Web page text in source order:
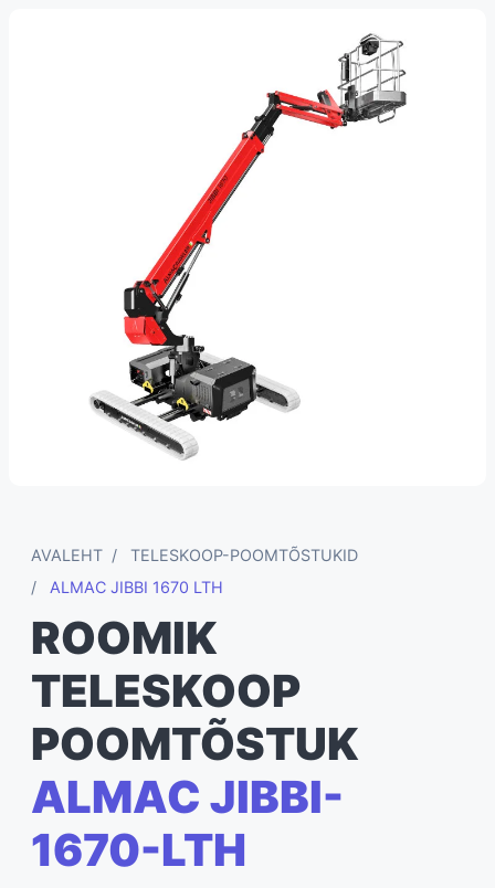
AVALEHT
TELESKOOP-POOMTÕSTUKID
ALMAC JIBBI 1670 LTH
ROOMIK
TELESKOOP
POOMTÕSTUK
ALMAC JIBBI-
1670-LTH